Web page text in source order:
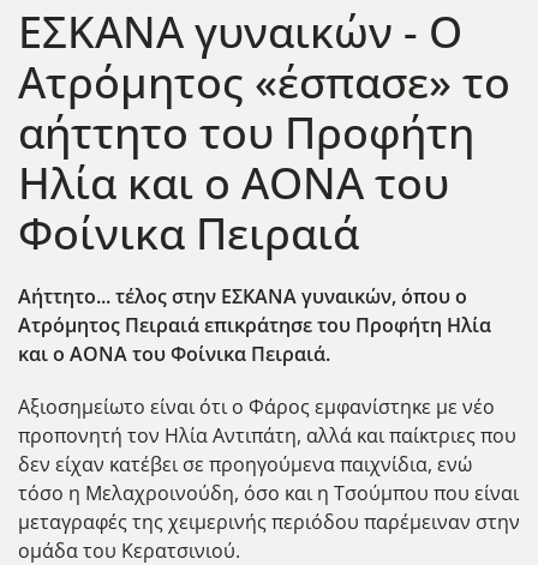
ΕΣΚΑΝΑ γυναικών - Ο
Ατρόμητος «έσπασε» το
αήττητο του Προφήτη
Ηλία και ο ΑΟΝΑ του
Φοίνικα Πειραιά
Αήττητο... τέλος στην ΕΣΚΑΝΑ γυναικών, όπου ο
Ατρόμητος Πειραιά επικράτησε του Προφήτη Ηλία
και ο ΑΟΝΑ του Φοίνικα Πειραιά.
Αξιοσημείωτο είναι ότι ο Φάρος εμφανίστηκε με νέο
προπονητή τον Ηλία Αντιπάτη, αλλά και παίκτριες που
δεν είχαν κατέβει σε προηγούμενα παιχνίδια, ενώ
τόσο η Μελαχροινούδη, όσο και η Τσούμπου που είναι
μεταγραφές της χειμερινής περιόδου παρέμειναν στην
ομάδα του Κερατσινιού.